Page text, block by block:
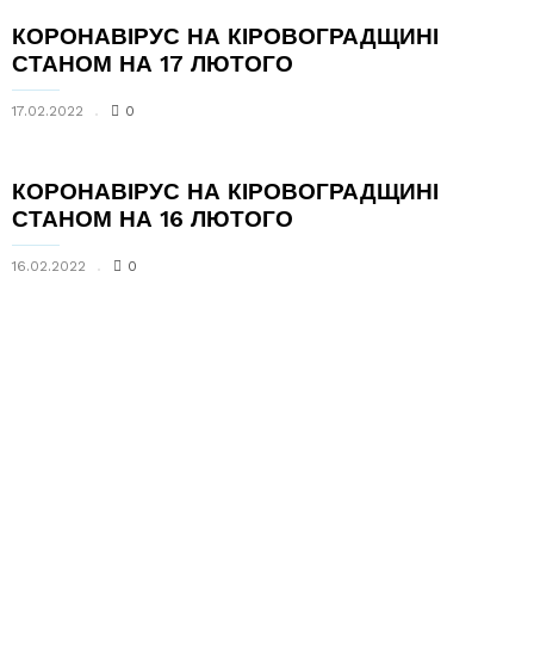
КОРОНАВІРУС НА КІРОВОГРАДЩИНІ
СТАНОМ НА 17 ЛЮТОГО
17.02.2022 0
КОРОНАВІРУС НА КІРОВОГРАДЩИНІ
СТАНОМ НА 16 ЛЮТОГО
16.02.2022 0